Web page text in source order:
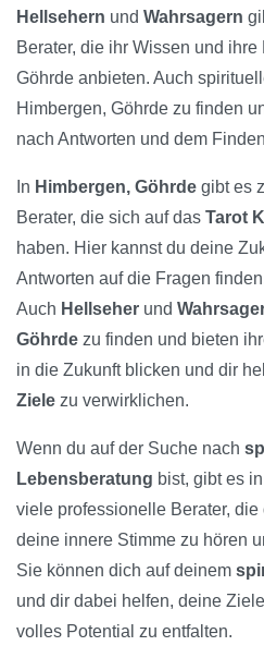
Hellsehern und Wahrsagern
Berater, die ihr Wissen und
Göhrde anbieten. Auch
Himbergen, Göhrde zu finden
nach Antworten und dem
In Himbergen, Göhrde gibt es
Berater, die sich auf das Tarot
haben. Hier kannst du deine
Antworten auf die Fragen
Auch Hellseher und
Göhrde zu finden und bieten
in die Zukunft blicken und dir
Ziele zu verwirklichen.
Wenn du auf der Suche nach
Lebensberatung bist, gibt es
viele professionelle Berater,
deine innere Stimme zu hören
Sie können dich auf deinem
und dir dabei helfen, deine
volles Potential zu entfalten.